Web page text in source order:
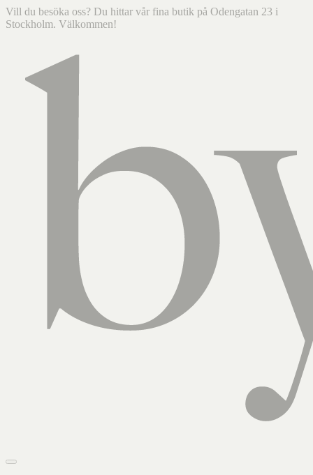
Vill du besöka oss? Du hittar vår fina butik på Odengatan 23 i
Stockholm. Välkommen!